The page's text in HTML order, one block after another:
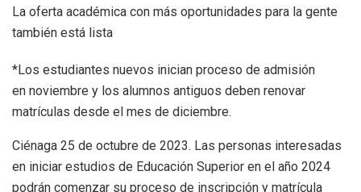
La oferta académica con más oportunidades para la gente
también está lista
*Los estudiantes nuevos inician proceso de admisión
en noviembre y los alumnos antiguos deben renovar
matrículas desde el mes de diciembre.
Ciénaga 25 de octubre de 2023. Las personas interesadas
en iniciar estudios de Educación Superior en el año 2024
podrán comenzar su proceso de inscripción y matrícula